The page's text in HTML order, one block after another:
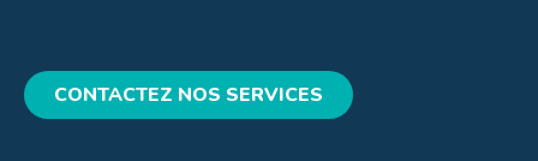
CONTACTEZ NOS SERVICES